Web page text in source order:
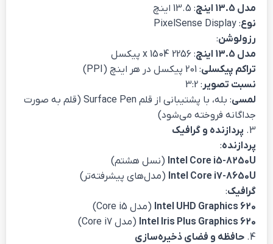
مدل 13.5 اینچ
: 13.5 اینچ
نوع: PixelSense Display
رزولوشن:
مدل 13.5 اینچ
: 2256 x 1504 پیکسل
تراکم پیکسلی: 201 پیکسل در هر اینچ (PPI)
نسبت تصویر: 3:2
لمسی
: بله، با پشتیبانی از قلم Surface Pen (قلم به صورت
جداگانه فروخته می‌شود)
3. پردازنده و گرافیک
پردازنده:
Intel Core i5-8250U (نسل هشتم)
Intel Core i7-8650U (مدل‌های پیشرفته‌تر)
گرافیک:
Intel UHD Graphics 620 (مدل Core i5)
Intel Iris Plus Graphics 620 (مدل Core i7)
4. حافظه و فضای ذخیره‌سازی